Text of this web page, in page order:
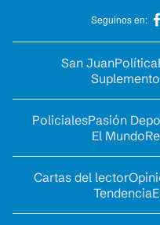
Seguinos en:
San JuanPolítica
PolicialesPasión
El Mundo
Cartas del lector
Tendencia